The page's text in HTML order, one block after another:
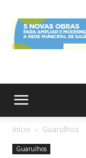
Início Guarulhos
Guarulhos